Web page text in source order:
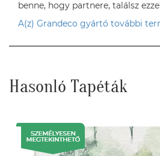
benne, hogy partnere, találsz
A(z) Grandeco gyártó további
Hasonló Tapéták